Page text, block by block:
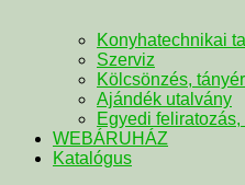
Konyhatechnikai
Szerviz
Kölcsönzés,
Ajándék utalvány
Egyedi feliratozás,
WEBÁRUHÁZ
Katalógus